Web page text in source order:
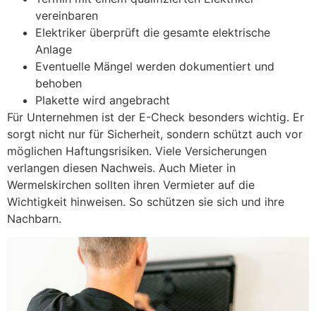
vereinbaren
Elektriker überprüft die gesamte elektrische
Anlage
Eventuelle Mängel werden dokumentiert und
behoben
Plakette wird angebracht
Für Unternehmen ist der E-Check besonders wichtig. Er
sorgt nicht nur für Sicherheit, sondern schützt auch vor
möglichen Haftungsrisiken. Viele Versicherungen
verlangen diesen Nachweis. Auch Mieter in
Wermelskirchen sollten ihren Vermieter auf die
Wichtigkeit hinweisen. So schützen sie sich und ihre
Nachbarn.